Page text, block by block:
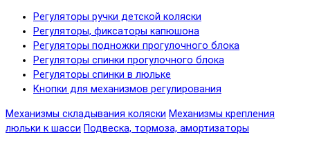
Регуляторы ручки детской коляски
Регуляторы, фиксаторы капюшона
Регуляторы подножки прогулочного блока
Регуляторы спинки прогулочного блока
Регуляторы спинки в люльке
Кнопки для механизмов регулирования
Механизмы складывания коляски Механизмы крепления
люльки к шасси Подвеска, тормоза, амортизаторы